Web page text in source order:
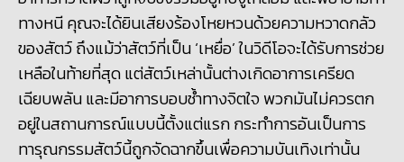
ทางหนี คุณจะได้ยินเสียงร้องโหยหวนด้วยความหวาดกลัว
ของสัตว์ ถึงแม้ว่าสัตว์ที่เป็น‘เหยื่อ’ ในวิดีโอจะได้รับการช่วย
เหลือในท้ายที่สุด แต่สัตว์เหล่านั้นต่างเกิดอาการเครียด
เฉียบพลัน และมีอาการบอบช้ำทางจิตใจ พวกมันไม่ควรตก
อยู่ในสถานการณ์แบบนี้ตั้งแต่แรก กระทำการอันเป็นการ
ทารุณกรรมสัตว์นี้ถูกจัดฉากขึ้นเพื่อความบันเทิงเท่านั้น